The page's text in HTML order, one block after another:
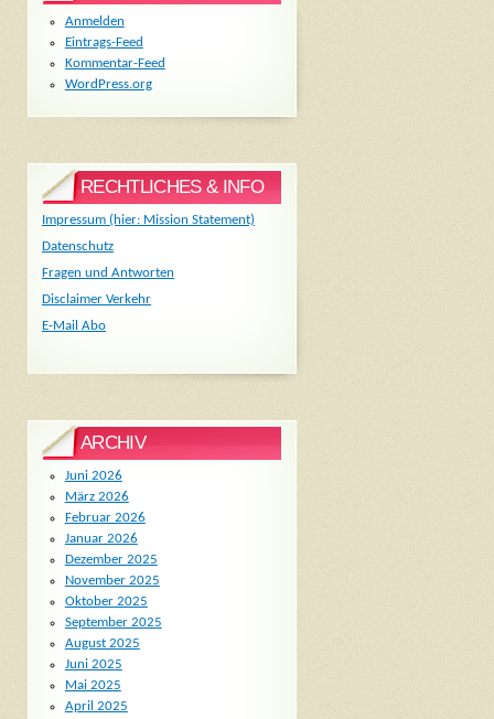
Anmelden
Eintrags-Feed
Kommentar-Feed
WordPress.org
RECHTLICHES & INFO
Impressum (hier: Mission Statement)
Datenschutz
Fragen und Antworten
Disclaimer Verkehr
E-Mail Abo
ARCHIV
Juni 2026
März 2026
Februar 2026
Januar 2026
Dezember 2025
November 2025
Oktober 2025
September 2025
August 2025
Juni 2025
Mai 2025
April 2025